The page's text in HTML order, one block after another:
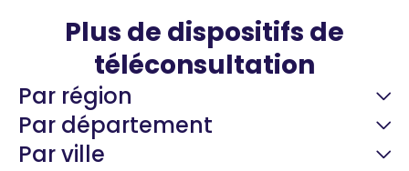
Plus de dispositifs de
téléconsultation
Par région
Par département
Par ville